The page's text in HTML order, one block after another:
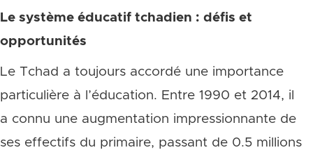
Le système éducatif tchadien : défis et
opportunités
Le Tchad a toujours accordé une importance
particulière à l’éducation. Entre 1990 et 2014, il
a connu une augmentation impressionnante de
ses effectifs du primaire, passant de 0.5 millions